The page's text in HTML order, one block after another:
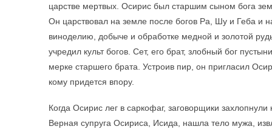
царстве мертвых. Осирис был старшим сыном бога
Он царствовал на земле после богов Pa, Шу и Геба и
виноделию, добыче и обработке медной и золотой
учредил культ богов. Сет, его брат, злобный бог
мерке старшего брата. Устроив пир, он пригласил
кому придется впору.
Когда Осирис лег в capкофаг, заговорщики
Верная супруга Осириса, Исида, нашла тело мужа,